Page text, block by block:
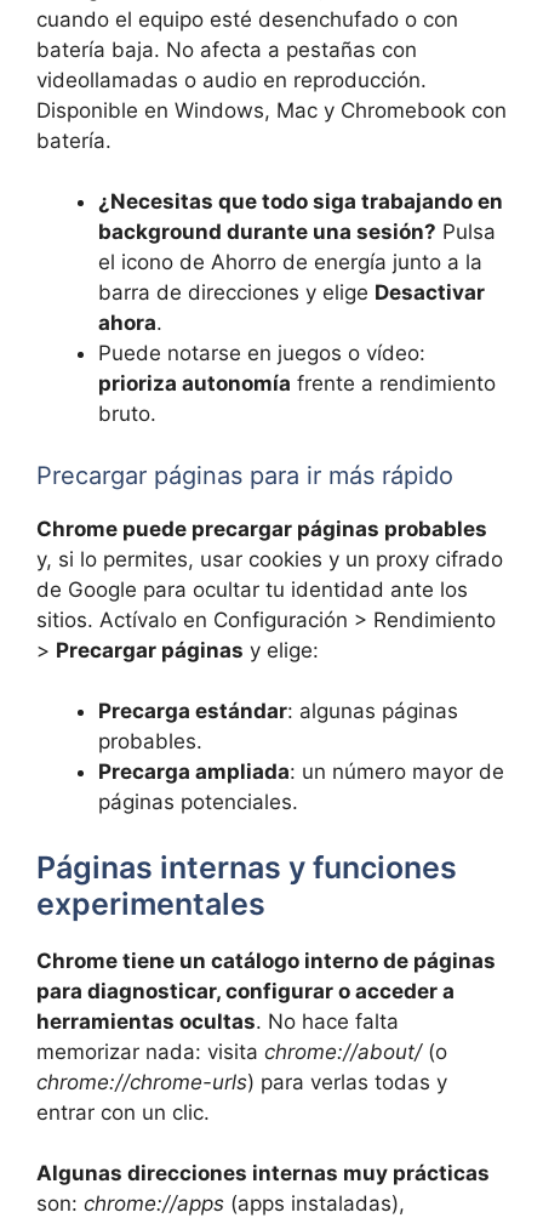
cuando el equipo esté desenchufado o con
batería baja. No afecta a pestañas con
videollamadas o audio en reproducción.
Disponible en Windows, Mac y Chromebook con
batería.
¿Necesitas que todo siga trabajando en
background durante una sesión? Pulsa
el icono de Ahorro de energía junto a la
barra de direcciones y elige Desactivar
ahora.
Puede notarse en juegos o vídeo:
prioriza autonomía frente a rendimiento
bruto.
Precargar páginas para ir más rápido
Chrome puede precargar páginas probables
y, si lo permites, usar cookies y un proxy cifrado
de Google para ocultar tu identidad ante los
sitios. Actívalo en Configuración > Rendimiento
> Precargar páginas y elige:
Precarga estándar: algunas páginas
probables.
Precarga ampliada: un número mayor de
páginas potenciales.
Páginas internas y funciones
experimentales
Chrome tiene un catálogo interno de páginas
para diagnosticar, configurar o acceder a
herramientas ocultas. No hace falta
memorizar nada: visita chrome://about/(o
chrome://chrome-urls) para verlas todas y
entrar con un clic.
Algunas direcciones internas muy prácticas
son: chrome://apps (apps instaladas),